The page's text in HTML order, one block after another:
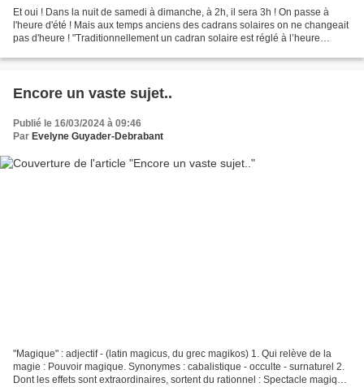
Et oui ! Dans la nuit de samedi à dimanche, à 2h, il sera 3h ! On passe à
l'heure d'été ! Mais aux temps anciens des cadrans solaires on ne changeait
pas d'heure ! "Traditionnellement un cadran solaire est réglé à l’heure
Encore un vaste sujet..
Publié le 16/03/2024 à 09:46
Par Evelyne Guyader-Debrabant
"Magique" : adjectif - (latin magicus, du grec magikos) 1. Qui relève de la
magie : Pouvoir magique. Synonymes : cabalistique - occulte - surnaturel 2.
Dont les effets sont extraordinaires, sortent du rationnel : Spectacle magique.